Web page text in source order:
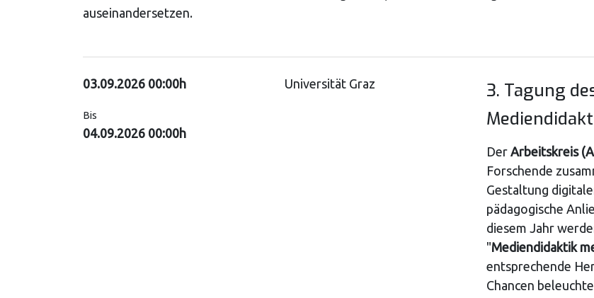
auseinandersetzen.
3. Tagung
Der Arbeitskreis
Forschende
Gestaltung
pädagogische
diesem Jahr
"Mediendidaktik
entsprechende
Chancen
Universität Graz
03.09.2026 00:00h
Bis
04.09.2026 00:00h